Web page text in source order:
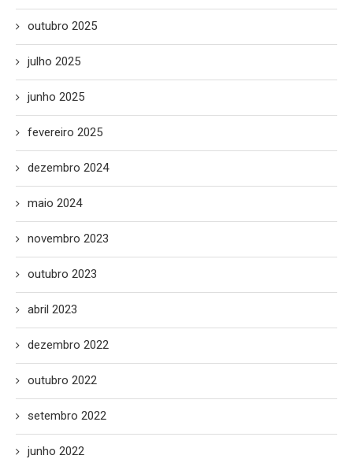
outubro 2025
julho 2025
junho 2025
fevereiro 2025
dezembro 2024
maio 2024
novembro 2023
outubro 2023
abril 2023
dezembro 2022
outubro 2022
setembro 2022
junho 2022